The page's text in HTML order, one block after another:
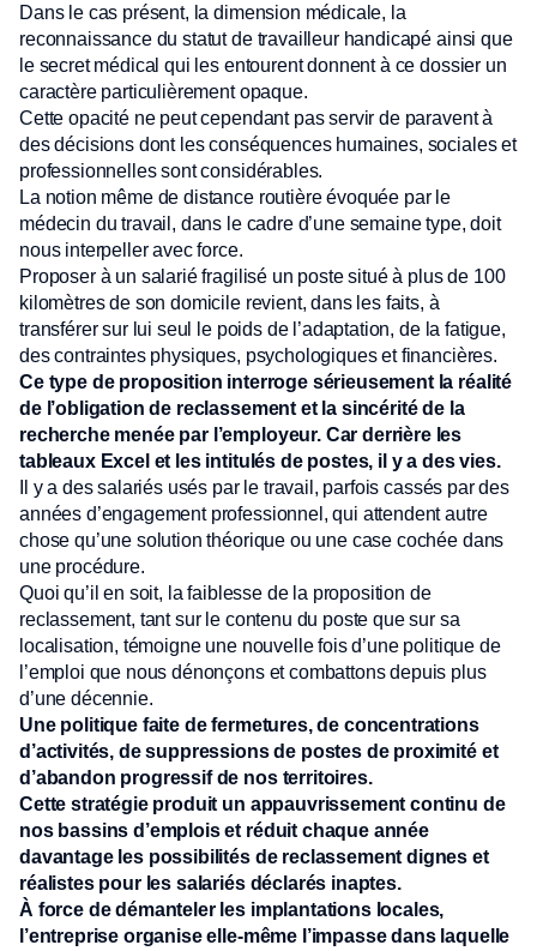
Dans le cas présent, la dimension médicale, la
reconnaissance du statut de travailleur handicapé ainsi que
le secret médical qui les entourent donnent à ce dossier un
caractère particulièrement opaque.
Cette opacité ne peut cependant pas servir de paravent à
des décisions dont les conséquences humaines, sociales et
professionnelles sont considérables.
La notion même de distance routière évoquée par le
médecin du travail, dans le cadre d’une semaine type, doit
nous interpeller avec force.
Proposer à un salarié fragilisé un poste situé à plus de 100
kilomètres de son domicile revient, dans les faits, à
transférer sur lui seul le poids de l’adaptation, de la fatigue,
des contraintes physiques, psychologiques et financières.
Ce type de proposition interroge sérieusement la réalité
de l’obligation de reclassement et la sincérité de la
recherche menée par l’employeur. Car derrière les
tableaux Excel et les intitulés de postes, il y a des vies.
Il y a des salariés usés par le travail, parfois cassés par des
années d’engagement professionnel, qui attendent autre
chose qu’une solution théorique ou une case cochée dans
une procédure.
Quoi qu’il en soit, la faiblesse de la proposition de
reclassement, tant sur le contenu du poste que sur sa
localisation, témoigne une nouvelle fois d’une politique de
l’emploi que nous dénonçons et combattons depuis plus
d’une décennie.
Une politique faite de fermetures, de concentrations
d’activités, de suppressions de postes de proximité et
d’abandon progressif de nos territoires.
Cette stratégie produit un appauvrissement continu de
nos bassins d’emplois et réduit chaque année
davantage les possibilités de reclassement dignes et
réalistes pour les salariés déclarés inaptes.
À force de démanteler les implantations locales,
l’entreprise organise elle-même l’impasse dans laquelle